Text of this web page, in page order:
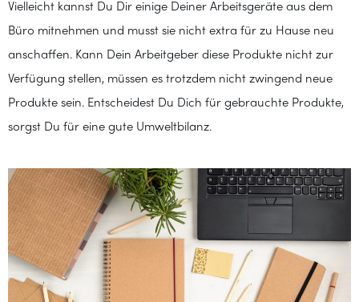
Vielleicht kannst Du Dir einige Deiner Arbeitsgeräte aus dem
Büro mitnehmen und musst sie nicht extra für zu Hause neu
anschaffen. Kann Dein Arbeitgeber diese Produkte nicht zur
Verfügung stellen, müssen es trotzdem nicht zwingend neue
Produkte sein. Entscheidest Du Dich für gebrauchte Produkte,
sorgst Du für eine gute Umweltbilanz.